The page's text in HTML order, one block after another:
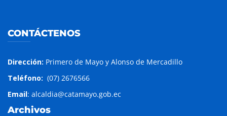
CONTÁCTENOS
Dirección: Primero de Mayo y Alonso de Mercadillo
Teléfono: (07) 2676566
Email: alcaldia@catamayo.gob.ec
Archivos